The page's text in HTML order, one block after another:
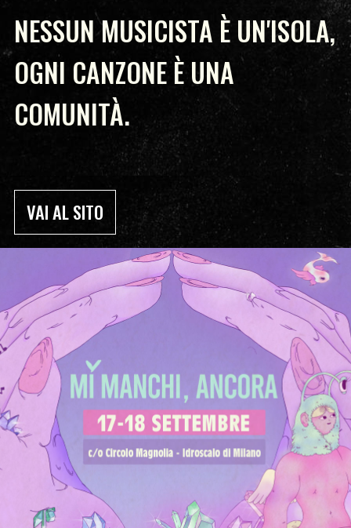
NESSUN MUSICISTA È UN'ISOLA,
OGNI CANZONE È UNA
COMUNITÀ.
VAI AL SITO